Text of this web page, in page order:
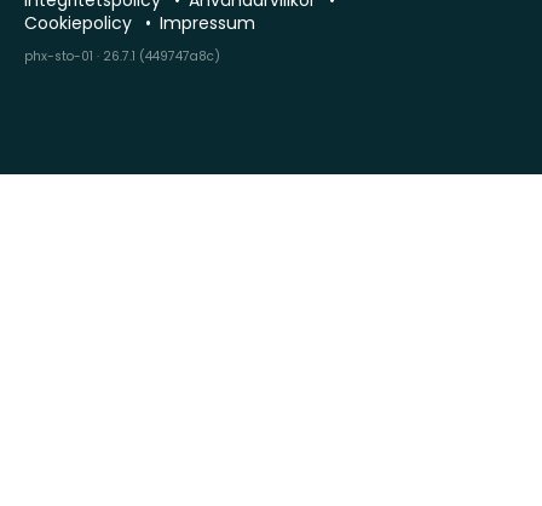
Cookiepolicy
Impressum
phx-sto-01 · 26.7.1 (449747a8c)